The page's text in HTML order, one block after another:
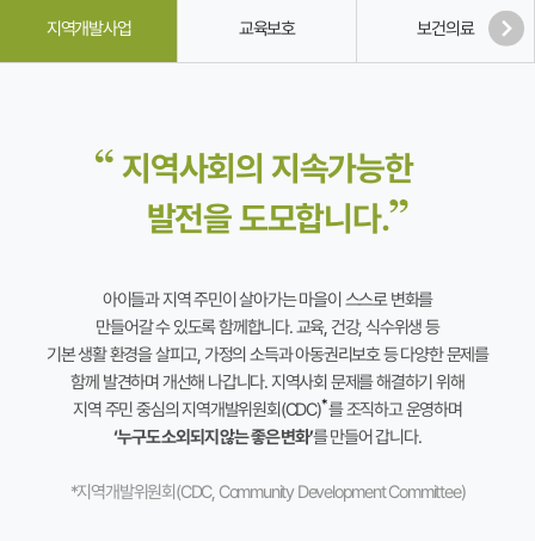
지역개발사업 교육보호 보건의료
지역사회의 지속가능한
발전을 도모합니다.
아이들과 지역 주민이 살아가는 마을이 스스로 변화를
만들어갈 수 있도록 함께합니다. 교육, 건강, 식수위생 등
기본 생활 환경을 살피고, 가정의 소득과 아동권리보호 등 다양한 문제를
함께 발견하며 개선해 나갑니다. 지역사회 문제를 해결하기 위해
지역 주민 중심의 지역개발위원회(CDC)*를 조직하고 운영하며
‘누구도 소외되지 않는 좋은 변화’를 만들어 갑니다.
*지역개발위원회(CDC, Community Development Committee)